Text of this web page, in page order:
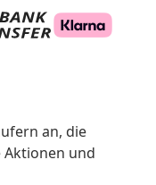
an, die
Aktionen und